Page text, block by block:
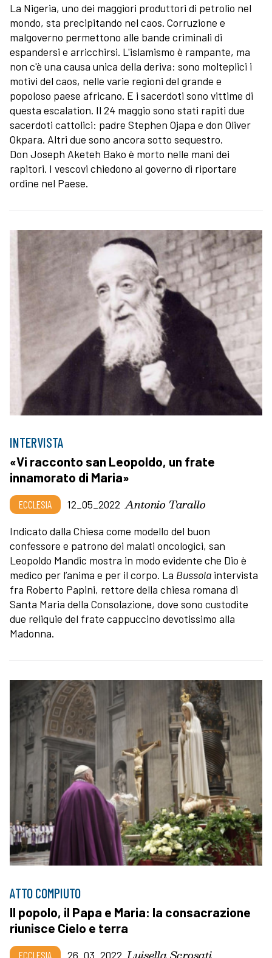
La Nigeria, uno dei maggiori produttori di petrolio nel
mondo, sta precipitando nel caos. Corruzione e
malgoverno permettono alle bande criminali di
espandersi e arricchirsi. L'islamismo è rampante, ma
non c'è una causa unica della deriva: sono molteplici i
motivi del caos, nelle varie regioni del grande e
popoloso paese africano. E i sacerdoti sono vittime di
questa escalation. Il 24 maggio sono stati rapiti due
sacerdoti cattolici: padre Stephen Ojapa e don Oliver
Okpara. Altri due sono ancora sotto sequestro.
Don Joseph Aketeh Bako è morto nelle mani dei
rapitori. I vescovi chiedono al governo di riportare
ordine nel Paese.
INTERVISTA
«Vi racconto san Leopoldo, un frate
innamorato di Maria»
ECCLESIA 12_05_2022 Antonio Tarallo
Indicato dalla Chiesa come modello del buon
confessore e patrono dei malati oncologici, san
Leopoldo Mandic mostra in modo evidente che Dio è
medico per l’anima e per il corpo. La Bussola intervista
fra Roberto Papini, rettore della chiesa romana di
Santa Maria della Consolazione, dove sono custodite
due reliquie del frate cappuccino devotissimo alla
Madonna.
ATTO COMPIUTO
Il popolo, il Papa e Maria: la consacrazione
riunisce Cielo e terra
ECCLESIA 26_03_2022